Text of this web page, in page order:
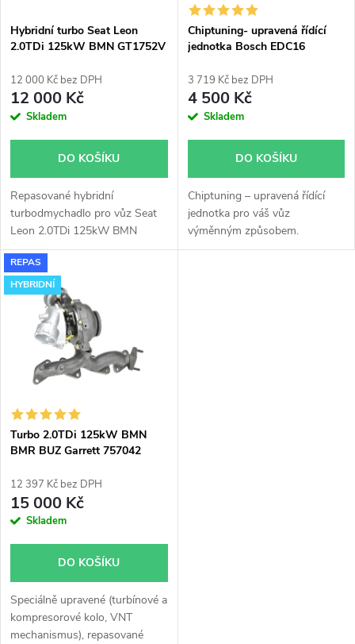
p
r
o
u
k
t
s
p
r
o
d
u
k
t
Hybridní turbo Seat Leon
2.0TDi 125kW BMN GT1752V
12 000 Kč bez DPH
12 000 Kč
Skladem
DO KOŠÍKU
Repasované hybridní
turbodmychadlo pro vůz Seat
Leon 2.0TDi 125kW BMN
GT1752V s velkým sáním.
Chiptuning- upravená řídící
jednotka Bosch EDC16
3 719 Kč bez DPH
4 500 Kč
Skladem
DO KOŠÍKU
Chiptuning – upravená řídící
jednotka pro váš vůz
výměnným způsobem.
REPAS
HYBRIDNÍ
Turbo 2.0TDi 125kW BMN
BMR BUZ Garrett 757042
hybridní do 180KW
12 397 Kč bez DPH
15 000 Kč
Skladem
DO KOŠÍKU
Speciálně upravené (turbínové a
kompresorové kolo, VNT
mechanismus), repasované